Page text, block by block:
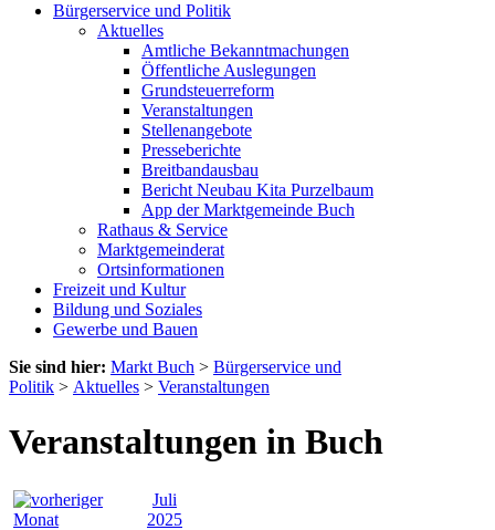
Bürgerservice und Politik
Aktuelles
Amtliche Bekanntmachungen
Öffentliche Auslegungen
Grundsteuerreform
Veranstaltungen
Stellenangebote
Presseberichte
Breitbandausbau
Bericht Neubau Kita Purzelbaum
App der Marktgemeinde Buch
Rathaus & Service
Marktgemeinderat
Ortsinformationen
Freizeit und Kultur
Bildung und Soziales
Gewerbe und Bauen
Sie sind hier: Markt Buch > Bürgerservice und
Politik > Aktuelles > Veranstaltungen
Veranstaltungen in Buch
Juli
2025